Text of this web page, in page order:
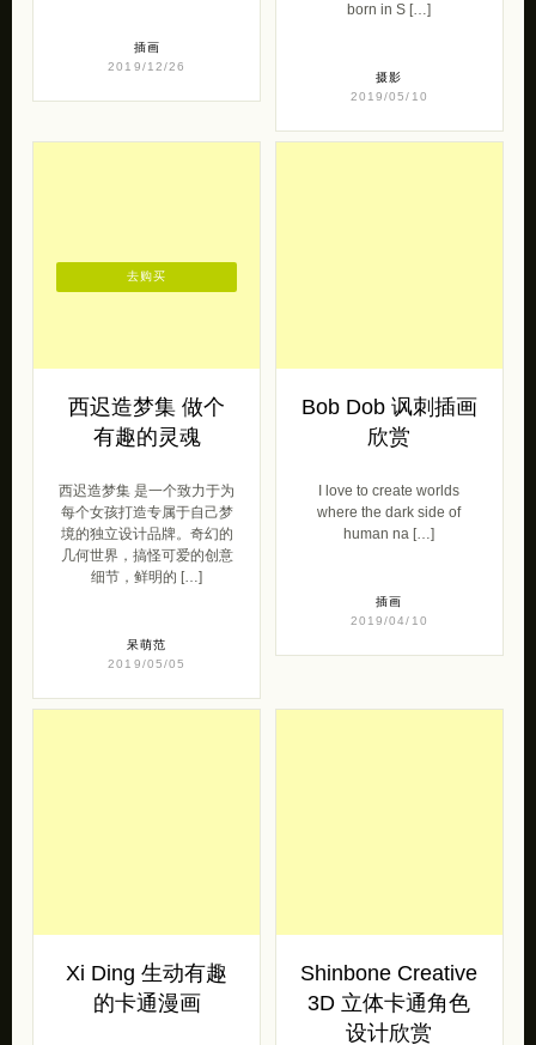
插画
2019/12/26
born in S […]
摄影
2019/05/10
西迟造梦集 做个
有趣的灵魂
西迟造梦集 是一个致力于为
每个女孩打造专属于自己梦
境的独立设计品牌。奇幻的
几何世界，搞怪可爱的创意
细节，鲜明的 […]
呆萌范
2019/05/05
去购买
Bob Dob 讽刺插画
欣赏
I love to create worlds
where the dark side of
human na […]
插画
2019/04/10
Xi Ding 生动有趣
的卡通漫画
Shinbone Creative
3D 立体卡通角色
设计欣赏